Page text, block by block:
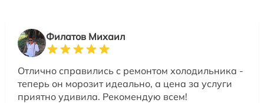
Филатов Михаил
Отлично справились с ремонтом холодильника -
теперь он морозит идеально, а цена за услуги
приятно удивила. Рекомендую всем!